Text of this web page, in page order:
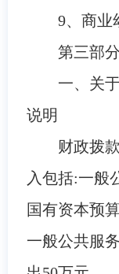
9、商业
第三部分
一、关
说明
财政拨
入包括:一般
国有资本预
一般公共服